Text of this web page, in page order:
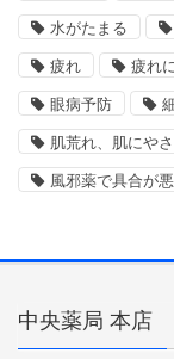
水がたまる
疲れ 疲れ
眼病予防
肌荒れ、肌にやさ
風邪薬で具合が
中央薬局 本店